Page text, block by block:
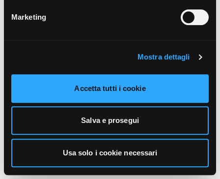
Marketing
Mostra dettagli
Accetta tutti i cookie
Salva e prosegui
Usa solo i cookie necessari